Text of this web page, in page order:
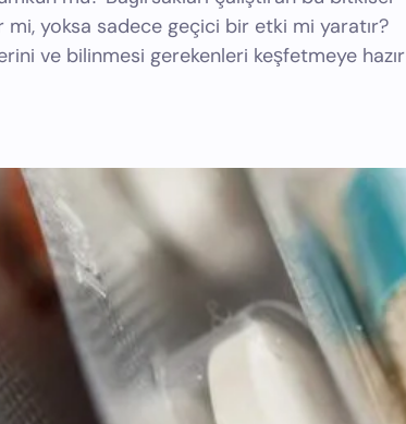
mi, yoksa sadece geçici bir etki mi yaratır?
ve bilinmesi gerekenleri keşfetmeye hazır